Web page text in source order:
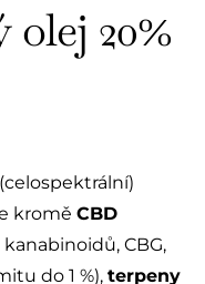
20%
(celospektrální)
kromě CBD
CBG,
do 1 %), terpeny